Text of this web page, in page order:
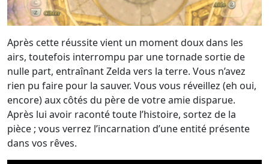
Après cette réussite vient un moment doux dans les
airs, toutefois interrompu par une tornade sortie de
nulle part, entraînant Zelda vers la terre. Vous n’avez
rien pu faire pour la sauver. Vous vous réveillez (eh oui,
encore) aux côtés du père de votre amie disparue.
Après lui avoir raconté toute l’histoire, sortez de la
pièce ; vous verrez l’incarnation d’une entité présente
dans vos rêves.